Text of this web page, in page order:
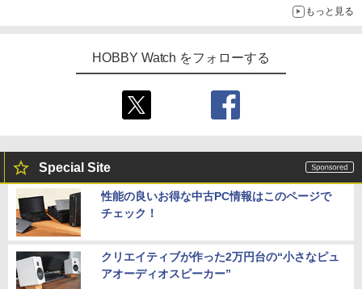
もっと見る
HOBBY Watch をフォローする
Special Site
性能の良いお得な中古PC情報はこのページで
チェック！
クリエイティブが作った2万円台の“小さなピュ
アオーディオスピーカー”